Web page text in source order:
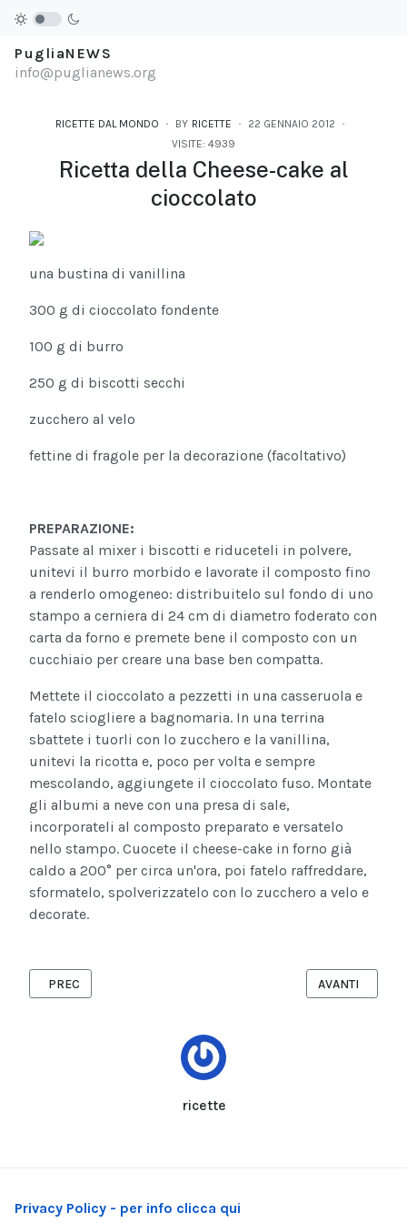
PugliaNEWS
info@puglianews.org
RICETTE DAL MONDO BY RICETTE
22 GENNAIO 2012
VISITE: 4939
Ricetta della Cheese-cake al
cioccolato
ricette
una bustina di vanillina
300 g di cioccolato fondente
100 g di burro
250 g di biscotti secchi
zucchero al velo
fettine di fragole per la decorazione (facoltativo)
PREPARAZIONE:
Passate al mixer i biscotti e riduceteli in polvere,
unitevi il burro morbido e lavorate il composto fino
a renderlo omogeneo: distribuitelo sul fondo di uno
stampo a cerniera di 24 cm di diametro foderato con
carta da forno e premete bene il composto con un
cucchiaio per creare una base ben compatta.
Mettete il cioccolato a pezzetti in una casseruola e
fatelo sciogliere a bagnomaria. In una terrina
sbattete i tuorli con lo zucchero e la vanillina,
unitevi la ricotta e, poco per volta e sempre
mescolando, aggiungete il cioccolato fuso. Montate
gli albumi a neve con una presa di sale,
incorporateli al composto preparato e versatelo
nello stampo. Cuocete il cheese-cake in forno già
caldo a 200° per circa un'ora, poi fatelo raffreddare,
sformatelo, spolverizzatelo con lo zucchero a velo e
decorate.
ARTICOLO PRECEDENTE: MAZZANCOLLE AL CURRY IN UN
PREC ARTICOLO
AVANTI
Privacy Policy - per info clicca qui